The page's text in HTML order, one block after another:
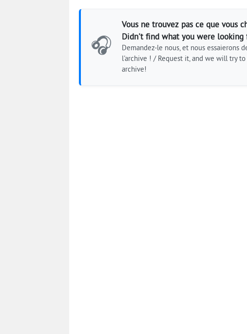
🎧
Vous ne trouvez pas ce que vous
Didn't find what you were looking
Demandez-le nous, et nous essaierons
l'archive ! / Request it, and we will try
archive!